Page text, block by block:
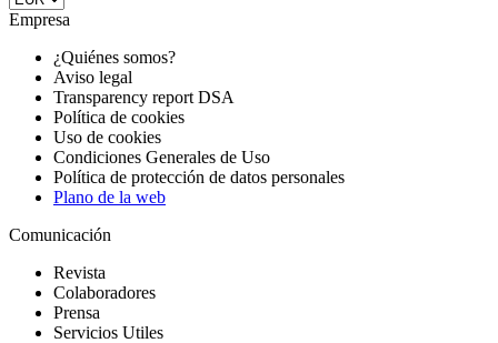
Empresa
¿Quiénes somos?
Aviso legal
Transparency report DSA
Política de cookies
Uso de cookies
Condiciones Generales de Uso
Política de protección de datos personales
Plano de la web
Comunicación
Revista
Colaboradores
Prensa
Servicios Utiles